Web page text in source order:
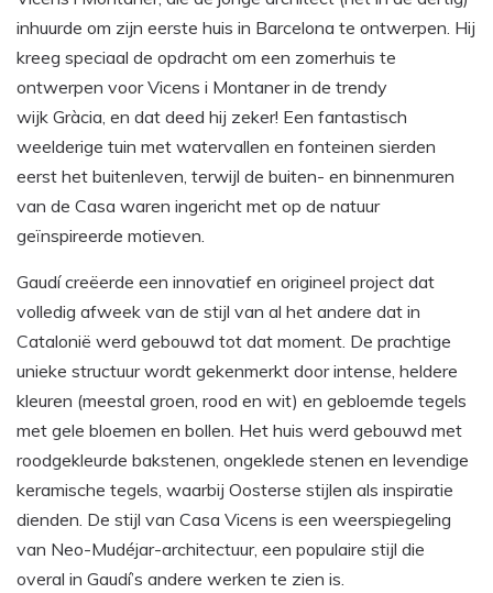
inhuurde om zijn eerste huis in Barcelona te ontwerpen. Hij
kreeg speciaal de opdracht om een zomerhuis te
ontwerpen voor Vicens i Montaner in de trendy
wijk Gràcia, en dat deed hij zeker! Een fantastisch
weelderige tuin met watervallen en fonteinen sierden
eerst het buitenleven, terwijl de buiten- en binnenmuren
van de Casa waren ingericht met op de natuur
geïnspireerde motieven.
Gaudí creëerde een innovatief en origineel project dat
volledig afweek van de stijl van al het andere dat in
Catalonië werd gebouwd tot dat moment. De prachtige
unieke structuur wordt gekenmerkt door intense, heldere
kleuren (meestal groen, rood en wit) en gebloemde tegels
met gele bloemen en bollen. Het huis werd gebouwd met
roodgekleurde bakstenen, ongeklede stenen en levendige
keramische tegels, waarbij Oosterse stijlen als inspiratie
dienden. De stijl van Casa Vicens is een weerspiegeling
van Neo-Mudéjar-architectuur, een populaire stijl die
overal in Gaudí’s andere werken te zien is.